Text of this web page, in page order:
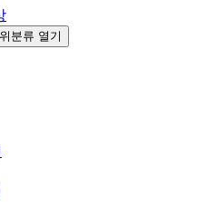
분류 열기